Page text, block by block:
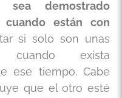
demostrado
cuando están con
si solo son unas
exista
ese tiempo. Cabe
que el otro esté